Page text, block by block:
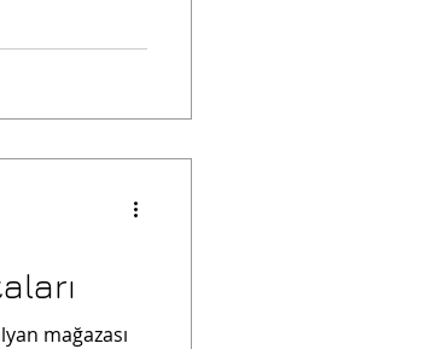
mağazası